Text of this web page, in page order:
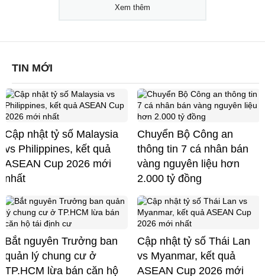
Xem thêm
TIN MỚI
Cập nhật tỷ số Malaysia
vs Philippines, kết quả
ASEAN Cup 2026 mới
nhất
Chuyển Bộ Công an
thông tin 7 cá nhân bán
vàng nguyên liệu hơn
2.000 tỷ đồng
Bắt nguyên Trưởng ban
quản lý chung cư ở
TP.HCM lừa bán căn hộ
Cập nhật tỷ số Thái Lan
vs Myanmar, kết quả
ASEAN Cup 2026 mới